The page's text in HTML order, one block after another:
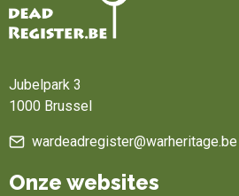
Jubelpark 3
1000 Brussel
wardeadregister@warheritage.be
Onze websites